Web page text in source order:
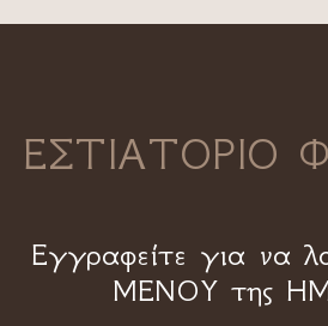
ΕΣΤΙΑΤΟΡΙΟ
Εγγραφείτε για να
ΜΕΝΟΥ της